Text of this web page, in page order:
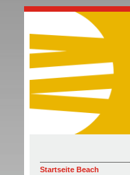
Startseite Beach